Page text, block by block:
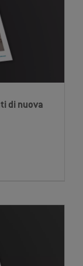
di nuova